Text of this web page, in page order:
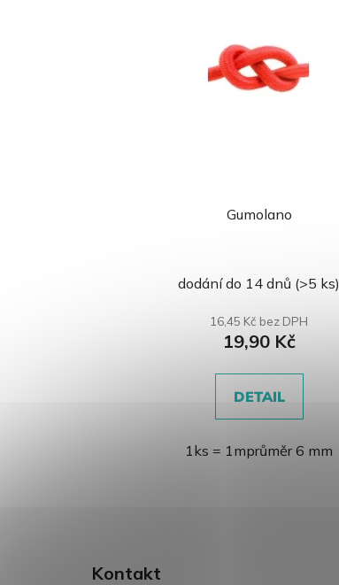
Gumolano
hodnocení
produktu
je
z
dodání do 14 dnů (>5 ks)
16,45 Kč bez DPH
19,90 Kč
DETAIL
1ks = 1mprůměr 6 mm
Kontakt